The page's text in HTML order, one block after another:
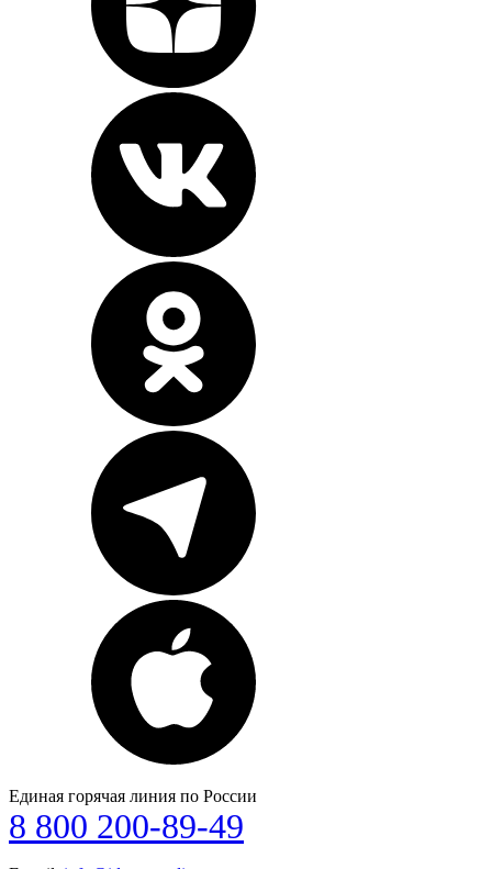
Единая горячая линия по России
8 800 200-89-49